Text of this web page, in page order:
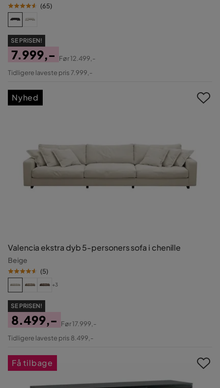
(65)
SE PRISEN!
Pris
7.999,-
Original
Før12.499,-
Tidligere laveste pris 7.999,-
Valencia ekstra dyb 5-personers sofa i chenille
Beige
(5)
+3
SE PRISEN!
Pris
8.499,-
Original
Før17.999,-
Tidligere laveste pris 8.499,-
Nyhed
Få tilbage